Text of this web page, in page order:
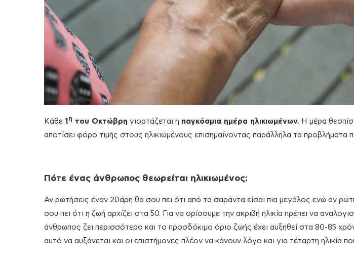
Κάθε 1 η του Οκτώβρη γιορτάζεται η παγκόσμια ημέρα ηλικιωμένων. Η μέρα
αποτίσει φόρο τιμής στους ηλικιωμένους επισημαίνοντας παράλληλα τα προβλήματα
Πότε ένας άνθρωπος θεωρείται ηλικιωμένος;
Αν ρωτήσεις έναν 20άρη θα σου πει ότι από τα σαράντα είσαι πια μεγάλος ενώ αν
σου πει ότι η ζωή αρχίζει στα 50. Για να ορίσουμε την ακριβή ηλικία πρέπει να
άνθρωπος ζει περισσότερο και το προσδόκιμο όριο ζωής έχει αυξηθεί στα 80-85
αυτό να αυξάνεται και οι επιστήμονες πλέον να κάνουν λόγο και για τέταρτη ηλικία